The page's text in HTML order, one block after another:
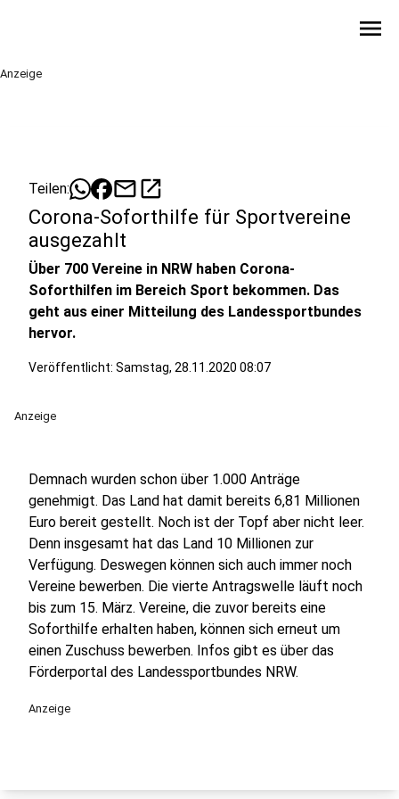
menu
Anzeige
Teilen: mailopen_in_new
Corona-Soforthilfe für Sportvereine
ausgezahlt
Über 700 Vereine in NRW haben Corona-
Soforthilfen im Bereich Sport bekommen. Das
geht aus einer Mitteilung des Landessportbundes
hervor.
Veröffentlicht: Samstag, 28.11.2020 08:07
Anzeige
Demnach wurden schon über 1.000 Anträge
genehmigt. Das Land hat damit bereits 6,81 Millionen
Euro bereit gestellt. Noch ist der Topf aber nicht leer.
Denn insgesamt hat das Land 10 Millionen zur
Verfügung. Deswegen können sich auch immer noch
Vereine bewerben. Die vierte Antragswelle läuft noch
bis zum 15. März. Vereine, die zuvor bereits eine
Soforthilfe erhalten haben, können sich erneut um
einen Zuschuss bewerben. Infos gibt es über das
Förderportal des Landessportbundes NRW.
Anzeige